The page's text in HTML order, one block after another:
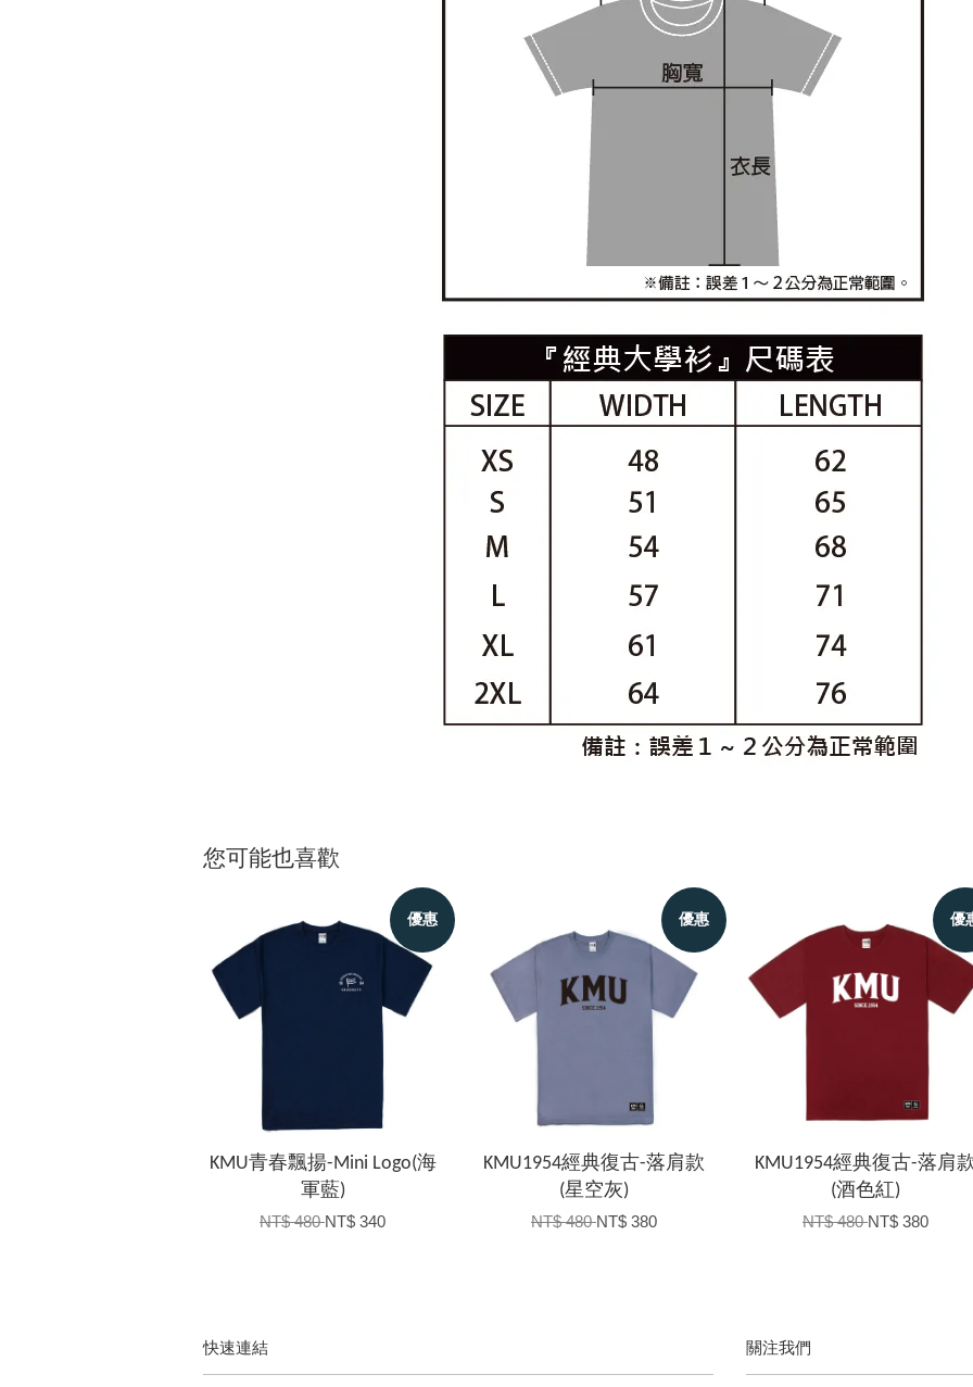
您可能也喜歡
優惠
KMU青春飄揚-Mini Logo(海
軍藍)
NT$ 480NT$ 340
優惠
KMU1954經典復古-落肩款
(星空灰)
NT$ 480NT$ 380
優
KMU1954經典復古-落肩
(酒色紅)
NT$ 480NT$ 380
快速連結 關注我們